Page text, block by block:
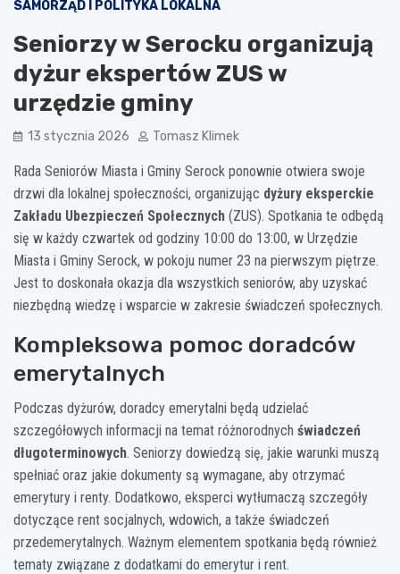
SAMORZĄD I POLITYKA LOKALNA
Seniorzy w Serocku organizują
dyżur ekspertów ZUS w
urzędzie gminy
13 stycznia 2026 Tomasz Klimek
Rada Seniorów Miasta i Gminy Serock ponownie otwiera swoje
drzwi dla lokalnej społeczności, organizując dyżury eksperckie
Zakładu Ubezpieczeń Społecznych (ZUS). Spotkania te odbędą
się w każdy czwartek od godziny 10:00 do 13:00, w Urzędzie
Miasta i Gminy Serock, w pokoju numer 23 na pierwszym piętrze.
Jest to doskonała okazja dla wszystkich seniorów, aby uzyskać
niezbędną wiedzę i wsparcie w zakresie świadczeń społecznych.
Kompleksowa pomoc doradców
emerytalnych
Podczas dyżurów, doradcy emerytalni będą udzielać
szczegółowych informacji na temat różnorodnych świadczeń
długoterminowych. Seniorzy dowiedzą się, jakie warunki muszą
spełniać oraz jakie dokumenty są wymagane, aby otrzymać
emerytury i renty. Dodatkowo, eksperci wytłumaczą szczegóły
dotyczące rent socjalnych, wdowich, a także świadczeń
przedemerytalnych. Ważnym elementem spotkania będą również
tematy związane z dodatkami do emerytur i rent.